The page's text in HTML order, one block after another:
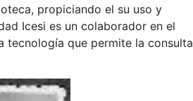
propiciando el su uso y
Icesi es un colaborador en el
tecnología que permite la consulta